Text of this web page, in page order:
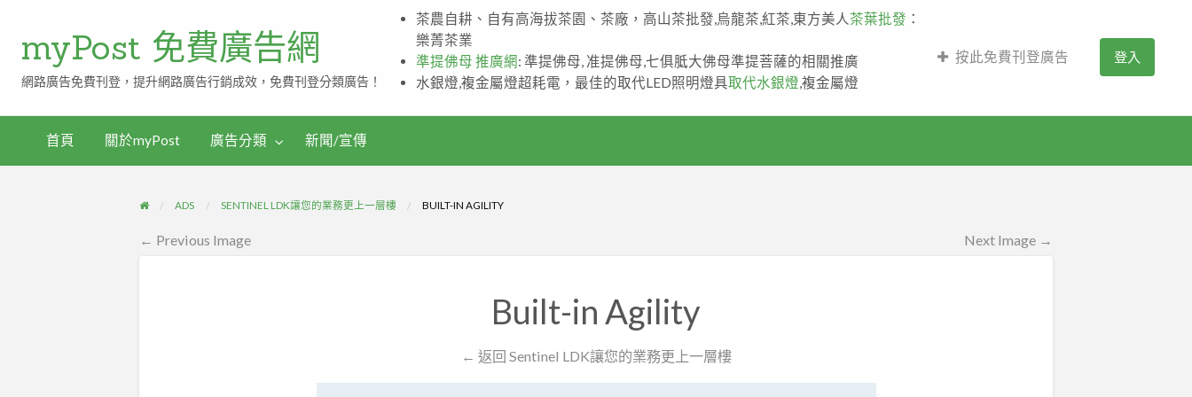
myPost 免費廣告網
網路廣告免費刊登，提升網路廣告行銷成效，免費刊登分類廣告！
茶農自耕、自有高海拔茶園、茶廠，高山茶批發,烏龍茶,紅茶,東方美人 茶葉批發 ：
樂菁茶業
準提佛母 推廣網: 準提佛母, 准提佛母,七俱胝大佛母準提菩薩的相關推廣
水銀燈,複金屬燈超耗電，最佳的取代LED照明燈具取代水銀燈 ,複金屬燈
按此免費刊登廣告 登入
首頁 關於myPost 廣告分類 新聞/宣傳
ADS SENTINEL LDK讓您的業務更上一層樓 BUILT-IN AGILITY
← Previous Image Next Image →
Built-in Agility
← 返回 Sentinel LDK讓您的業務更上一層樓